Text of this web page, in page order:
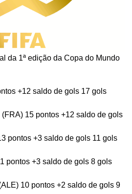
da 1ª edição da Copa do Mundo
+12 saldo de gols 17 gols
15 pontos +12 saldo de gols
pontos +3 saldo de gols 11 gols
pontos +3 saldo de gols 8 gols
10 pontos +2 saldo de gols 9